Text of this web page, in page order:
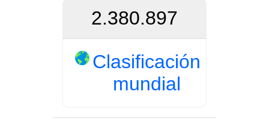
2.380.897
Clasificación
mundial